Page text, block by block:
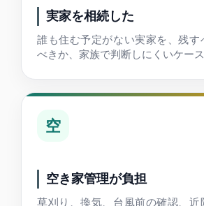
実家を相続した
誰も住む予定がない実家を、残す
べきか、家族で判断しにくいケース
空
空き家管理が負担
草刈り、換気、台風前の確認、近